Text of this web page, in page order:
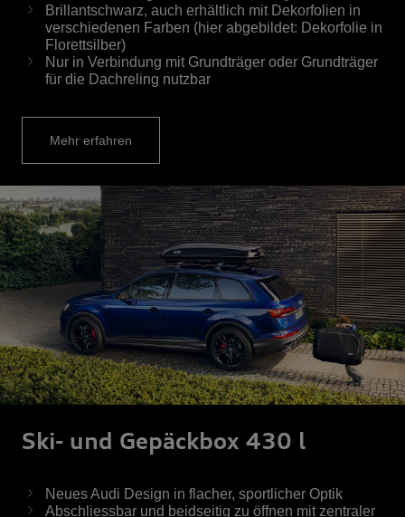
Brillantschwarz, auch erhältlich mit Dekorfolien in
verschiedenen Farben (hier abgebildet: Dekorfolie in
Florettsilber)
Nur in Verbindung mit Grundträger oder Grundträger
für die Dachreling nutzbar
Mehr erfahren
Ski- und Gepäckbox 430 l
Neues Audi Design in flacher, sportlicher Optik
Abschliessbar und beidseitig zu öffnen mit zentraler